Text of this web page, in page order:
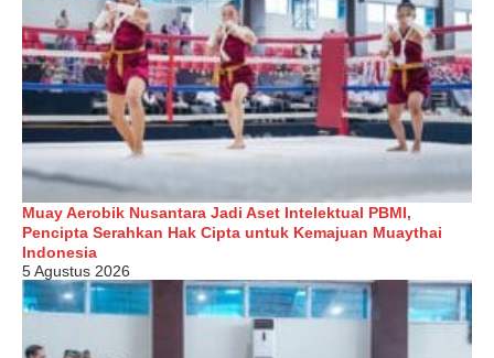
Muay Aerobik Nusantara Jadi Aset Intelektual PBMI,
Pencipta Serahkan Hak Cipta untuk Kemajuan Muaythai
Indonesia
5 Agustus 2026